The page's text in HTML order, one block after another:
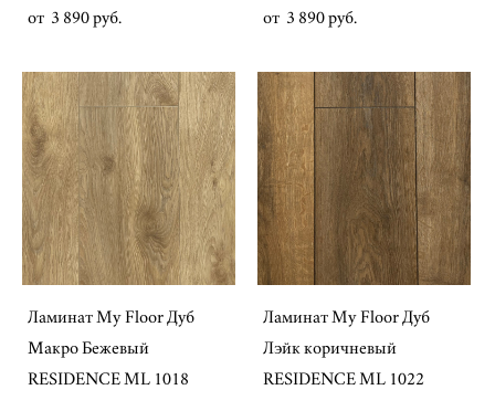
от 3 890 pуб. от 3 890 pуб.
Ламинат My Floor Дуб
Макро Бежевый
RESIDENCE ML 1018
Ламинат My Floor Дуб
Лэйк коричневый
RESIDENCE ML 1022